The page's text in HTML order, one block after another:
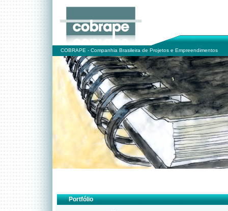
COBRAPE - Companhia Brasileira de Projetos e Empreendimentos
Portfólio